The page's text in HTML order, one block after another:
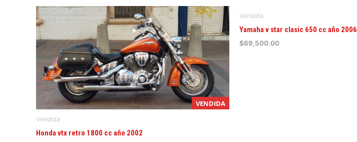
VENDIDA
Vendida
Honda vtx retro 1800 cc año 2002
Vendida
Yamaha v star clasic 650 cc año 2006
$69,500.00